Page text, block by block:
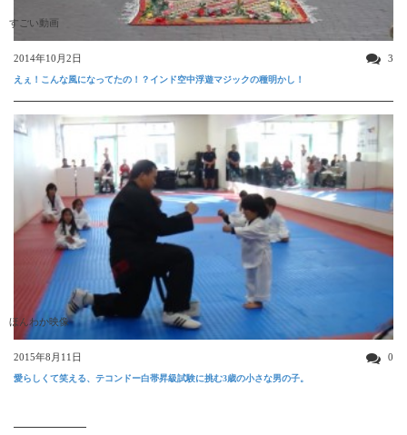
すごい動画
2014年10月2日 3
えぇ！こんな風になってたの！？インド空中浮遊マジックの種明かし！
ほんわか映像
2015年8月11日 0
愛らしくて笑える、テコンドー白帯昇級試験に挑む3歳の小さな男の子。